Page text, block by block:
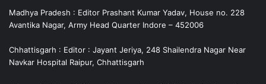
Madhya Pradesh : Editor Prashant Kumar Yadav, House no. 228
Avantika Nagar, Army Head Quarter Indore – 452006
Chhattisgarh : Editor : Jayant Jeriya, 248 Shailendra Nagar Near
Navkar Hospital Raipur, Chhattisgarh